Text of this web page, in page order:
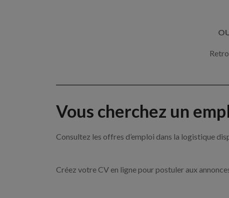
Vous cherchez un
Consultez les offres d’emploi dans la logistique
Créez votre CV en ligne pour postuler aux